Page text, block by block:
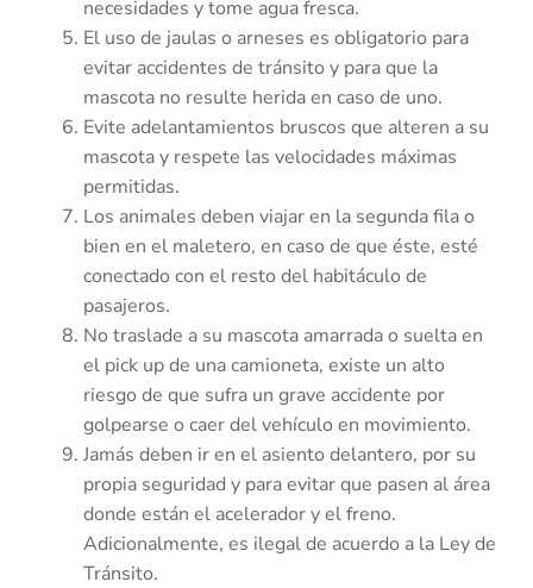
necesidades y tome agua fresca.
El uso de jaulas o arneses es obligatorio para
evitar accidentes de tránsito y para que la
mascota no resulte herida en caso de uno.
Evite adelantamientos bruscos que alteren a su
mascota y respete las velocidades máximas
permitidas.
Los animales deben viajar en la segunda fila o
bien en el maletero, en caso de que éste, esté
conectado con el resto del habitáculo de
pasajeros.
No traslade a su mascota amarrada o suelta en
el pick up de una camioneta, existe un alto
riesgo de que sufra un grave accidente por
golpearse o caer del vehículo en movimiento.
Jamás deben ir en el asiento delantero, por su
propia seguridad y para evitar que pasen al área
donde están el acelerador y el freno.
Adicionalmente, es ilegal de acuerdo a la Ley de
Tránsito.